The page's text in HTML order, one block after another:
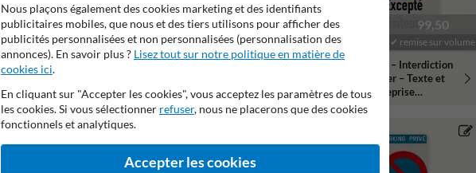
99,50
à partir de 68,-
Panneau E1 –
Stationnement Interdit –
Libérer l’Accès –
Personnalisable
172,50
✔ remise sur volume
– Flèches – Texte
Personnalisable
99,50
✔ remise sur volume
Panneau E1 – Interdiction
de Stationner – Texte et
Nom d’Entreprise
Personnalisés
Nous plaçons également des cookies marketing et des identifiants
publicitaires mobiles, que nous et des tiers utilisons pour afficher des
publicités personnalisées et non personnalisées (personnalisation des
annonces). En savoir plus ? Lisez tout sur notre politique en matière de
cookies ici.
En cliquant sur "Accepter les cookies", vous acceptez les paramètres de tous
les cookies. Si vous sélectionner refuser, nous ne placerons que des cookies
fonctionnels et analytiques.
Accepter les cookies